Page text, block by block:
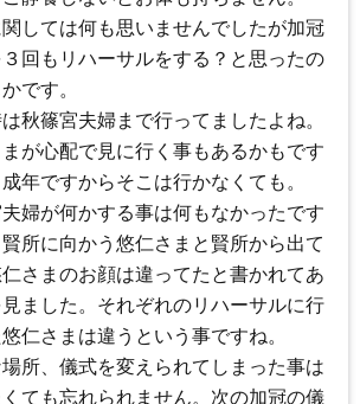
しては何も思いませんでしたが加冠
回もリハーサルをする？と思ったの
です。
秋篠宮夫婦まで行ってましたよね。
が心配で見に行く事もあるかもです
年ですからそこは行かなくても。
婦が何かする事は何もなかったです
所に向かう悠仁さまと賢所から出て
さまのお顔は違ってたと書かれてあ
見ました。それぞれのリハーサルに行
仁さまは違うという事ですね。
所、儀式を変えられてしまった事は
ても忘れられません。次の加冠の儀